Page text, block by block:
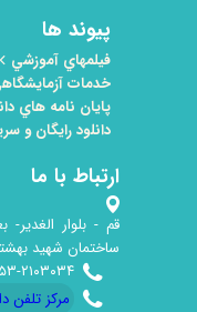
پیوند ها
فيلمهاي آموزشي Latex
خدمات
پايان نامه هاي
دانلود رایگان و
ارتباط با ما
قم - بلوار
ساختمان شهید
۰۲۵۳-
مرکز تلفن